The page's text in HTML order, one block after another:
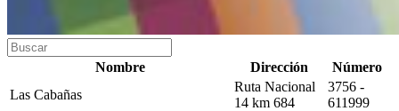
Nombre Dirección
Número
Las Cabañas
Ruta Nacional
14 km 684
3756 -
611999